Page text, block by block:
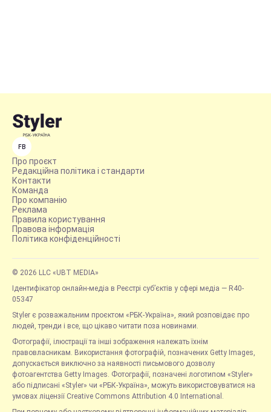
FB
Про проєкт
Редакційна політика і стандарти
Контакти
Команда
Про компанію
Реклама
Правила користування
Правова інформація
Політика конфіденційності
© 2026 LLC «UBT MEDIA»
Ідентифікатор онлайн-медіа в Реєстрі суб’єктів у сфері медіа — R40-
05347
Styler є розважальним проєктом «РБК-Україна», який розповідає про
людей, тренди і все, що цікаво читати поза новинами.
Фотографії, ілюстрації та інші зображення належать їхнім
правовласникам. Використання фотографій, позначених Getty Images,
допускається виключно за наявності письмового дозволу
фотоагентства Getty Images. Фотографії, позначені логотипом «Styler»
або підписані «Styler» чи «РБК-Україна», можуть використовуватися на
умовах ліцензії Creative Commons Attribution 4.0 International.